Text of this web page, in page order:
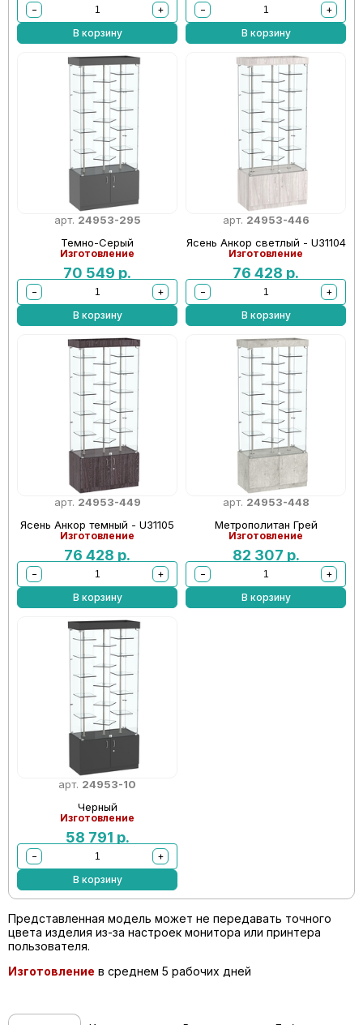
−
+
В корзину
−
+
В корзину
арт. 24953-295
Темно-Серый
Изготовление
70 549 р.
−
+
В корзину
арт. 24953-446
Ясень Анкор светлый - U31104
Изготовление
76 428 р.
−
+
В корзину
арт. 24953-449
Ясень Анкор темный - U31105
Изготовление
76 428 р.
−
+
В корзину
арт. 24953-448
Метрополитан Грей
Изготовление
82 307 р.
−
+
В корзину
арт. 24953-10
Черный
Изготовление
58 791 р.
−
+
В корзину
Представленная модель может не передавать точного
цвета изделия из-за настроек монитора или принтера
пользователя.
Изготовление в среднем 5 рабочих дней